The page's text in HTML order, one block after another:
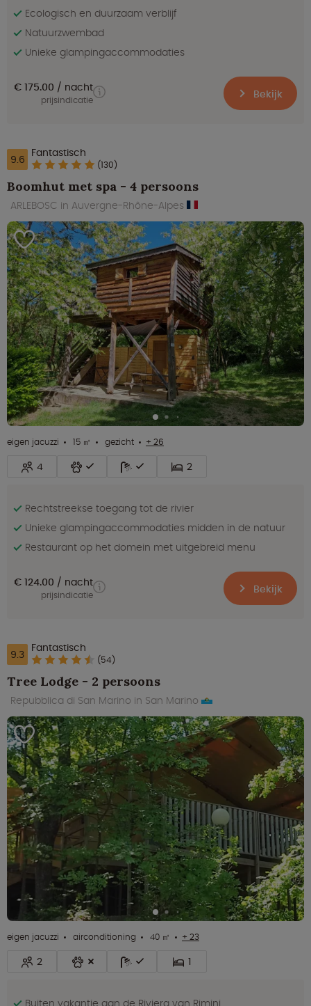
Ecologisch en duurzaam verblijf
Natuurzwembad
Unieke glampingaccommodaties
€ 175.00 nacht
prijsindicatie Bekijk
9.6 Fantastisch
(130)
Boomhut met spa - 4 persoons
ARLEBOSC in Auvergne-Rhône-Alpes
eigen jacuzzi 15 ㎡ gezicht + 26
4 2
Rechtstreekse toegang tot de rivier
Unieke glampingaccommodaties midden in de natuur
Restaurant op het domein met uitgebreid menu
€ 124.00 nacht
prijsindicatie Bekijk
9.3 Fantastisch
(54)
Tree Lodge - 2 persoons
Repubblica di San Marino in San Marino
eigen jacuzzi airconditioning 40 ㎡ + 23
2 1
Buiten vakantie aan de Riviera van Rimini